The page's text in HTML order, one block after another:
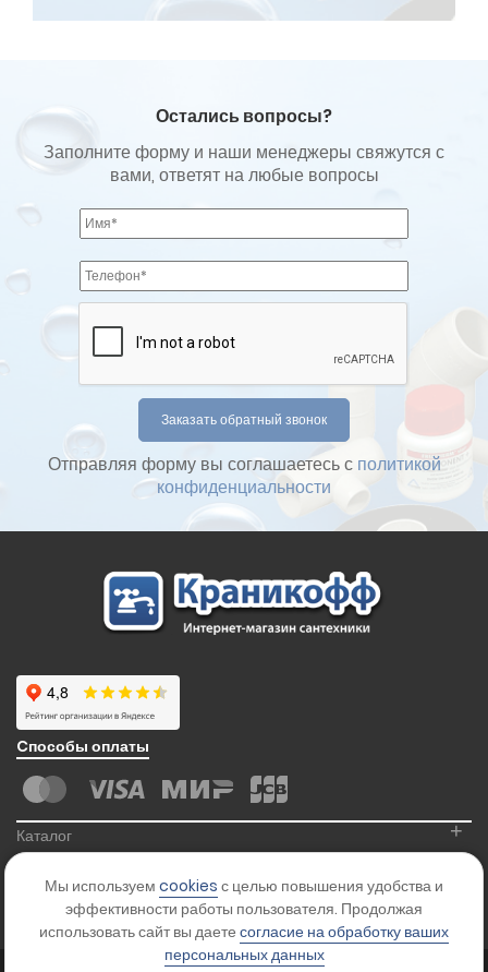
Остались вопросы?
Заполните форму и наши менеджеры свяжутся с
вами, ответят на любые вопросы
Отправляя форму вы соглашаетесь с политикой
конфиденциальности
Cпособы оплаты
Каталог +
Контакты
Мы используем cookies с целью повышения удобства и
эффективности работы пользователя. Продолжая
использовать сайт вы даете согласие на обработку ваших
персональных данных